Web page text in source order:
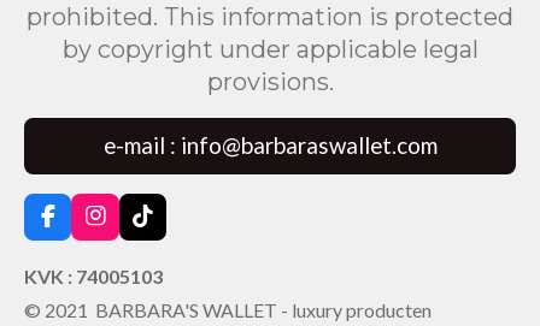
prohibited. This information is protected
by copyright under applicable legal
provisions.
e-mail : info@barbaraswallet.com
F
a
c
e
b
I
n
s
t
a
T
i
k
T
o
KVK : 74005103
© 2021 BARBARA'S WALLET - luxury producten